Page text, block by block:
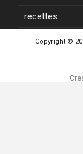
recettes
Copyright ©